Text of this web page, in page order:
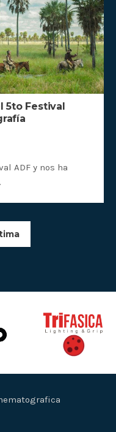
5to Festival
ADF y nos ha